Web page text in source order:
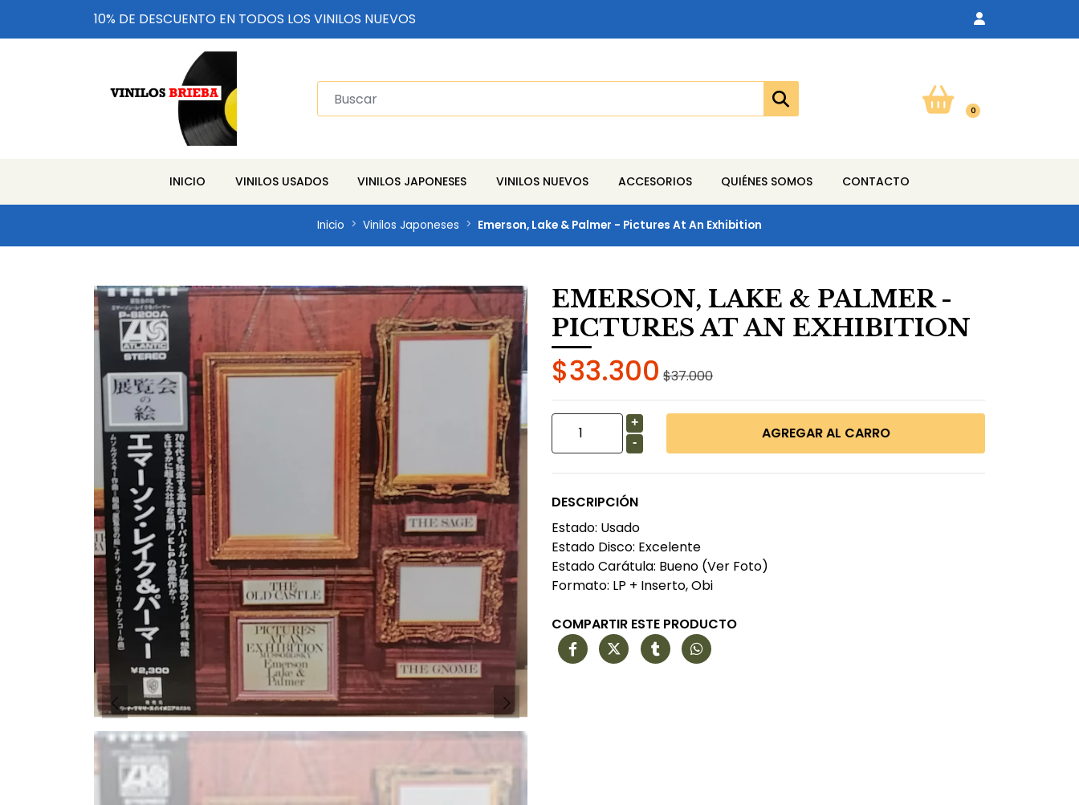
10% DE DESCUENTO EN TODOS LOS VINILOS NUEVOS
0
INICIO VINILOS USADOS VINILOS JAPONESES VINILOS NUEVOS ACCESORIOS QUIÉNES SOMOS CONTACTO
Inicio Vinilos Japoneses Emerson, Lake & Palmer - Pictures At An Exhibition
EMERSON, LAKE & PALMER -
PICTURES AT AN EXHIBITION
$33.300 $37.000
+
-
DESCRIPCIÓN
Estado: Usado
Estado Disco: Excelente
Estado Carátula: Bueno (Ver Foto)
Formato: LP + Inserto, Obi
COMPARTIR ESTE PRODUCTO